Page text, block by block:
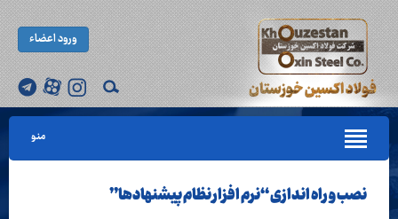
ورود اعضاء
منو
نصب و راه اندازی “نرم افزار نظام پیشنهادها”